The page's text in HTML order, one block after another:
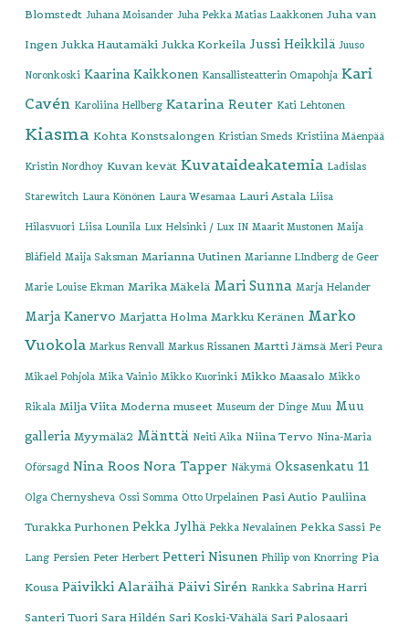
Blomstedt Juhana Moisander Juha Pekka Matias Laakkonen Juha van
Ingen Jukka Hautamäki Jukka Korkeila Jussi Heikkilä Juuso
Noronkoski Kaarina Kaikkonen Kansallisteatterin Omapohja Kari
Cavén Karoliina Hellberg Katarina Reuter Kati Lehtonen
Kiasma Kohta Konstsalongen Kristian Smeds Kristiina Mäenpää
Kristin Nordhoy Kuvan kevät Kuvataideakatemia Ladislas
Starewitch Laura Könönen Laura Wesamaa Lauri Astala Liisa
Hilasvuori Liisa Lounila Lux Helsinki / Lux IN Maarit Mustonen Maija
Blåfield Maija Saksman Marianna Uutinen Marianne LIndberg de Geer
Marie Louise Ekman Marika Mäkelä Mari Sunna Marja Helander
Marja Kanervo Marjatta Holma Markku Keränen Marko
Vuokola Markus Renvall Markus Rissanen Martti Jämsä Meri Peura
Mikael Pohjola Mika Vainio Mikko Kuorinki Mikko Maasalo Mikko
Rikala Milja Viita Moderna museet Museum der Dinge Muu Muu
galleria Myymälä2 Mänttä Neiti Aika Niina Tervo Nina-Maria
Oförsagd Nina Roos Nora Tapper Näkymä Oksasenkatu 11
Olga Chernysheva Ossi Somma Otto Urpelainen Pasi Autio Pauliina
Turakka Purhonen Pekka Jylhä Pekka Nevalainen Pekka Sassi Pe
Lang Persien Peter Herbert Petteri Nisunen Philip von Knorring Pia
Kousa Päivikki Alaräihä Päivi Sirén Rankka Sabrina Harri
Santeri Tuori Sara Hildén Sari Koski-Vähälä Sari Palosaari